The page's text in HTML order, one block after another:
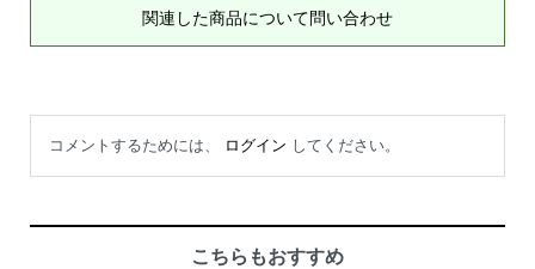
関連した商品について問い合わせ
コメントするためには、 ログイン してください。
こちらもおすすめ